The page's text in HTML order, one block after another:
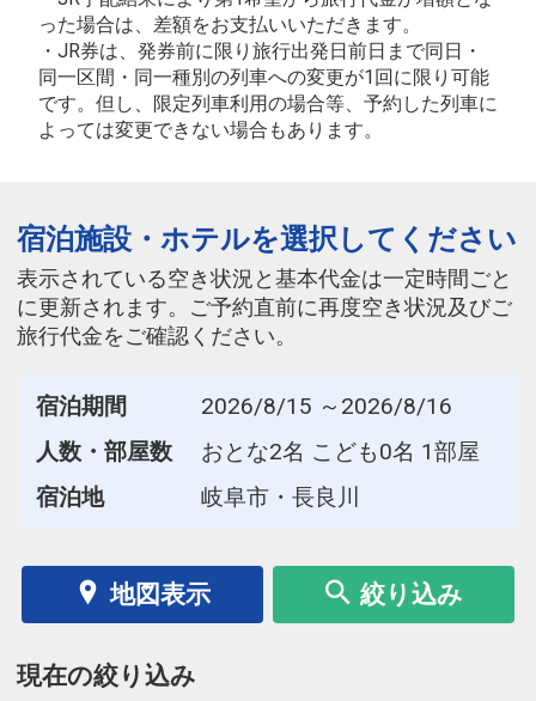
った場合は、差額をお支払いいただきます。
・JR券は、発券前に限り旅行出発日前日まで同日・
同一区間・同一種別の列車への変更が1回に限り可能
です。但し、限定列車利用の場合等、予約した列車に
よっては変更できない場合もあります。
宿泊施設・ホテルを選択してください
表示されている空き状況と基本代金は一定時間ごと
に更新されます。ご予約直前に再度空き状況及びご
旅行代金をご確認ください。
宿泊期間
2026/8/15 ～2026/8/16
人数・部屋数
おとな2名 こども0名 1部屋
宿泊地
岐阜市・長良川
地図表示 絞り込み
現在の絞り込み